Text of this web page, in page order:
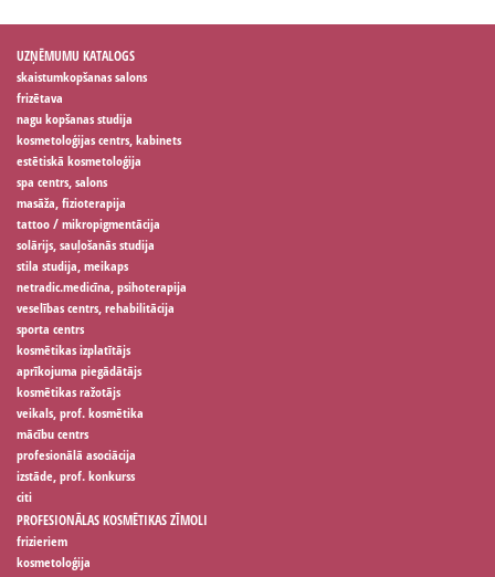
UZŅĒMUMU KATALOGS
skaistumkopšanas salons
frizētava
nagu kopšanas studija
kosmetoloģijas centrs, kabinets
estētiskā kosmetoloģija
spa centrs, salons
masāža, fizioterapija
tattoo / mikropigmentācija
solārijs, sauļošanās studija
stila studija, meikaps
netradic.medicīna, psihoterapija
veselības centrs, rehabilitācija
sporta centrs
kosmētikas izplatītājs
aprīkojuma piegādātājs
kosmētikas ražotājs
veikals, prof. kosmētika
mācību centrs
profesionālā asociācija
izstāde, prof. konkurss
citi
PROFESIONĀLAS KOSMĒTIKAS ZĪMOLI
frizieriem
kosmetoloģija